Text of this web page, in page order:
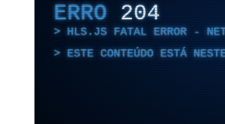
ERRO 204
HLS.JS FATAL ERROR -
ESTE CONTEÚDO ESTÁ